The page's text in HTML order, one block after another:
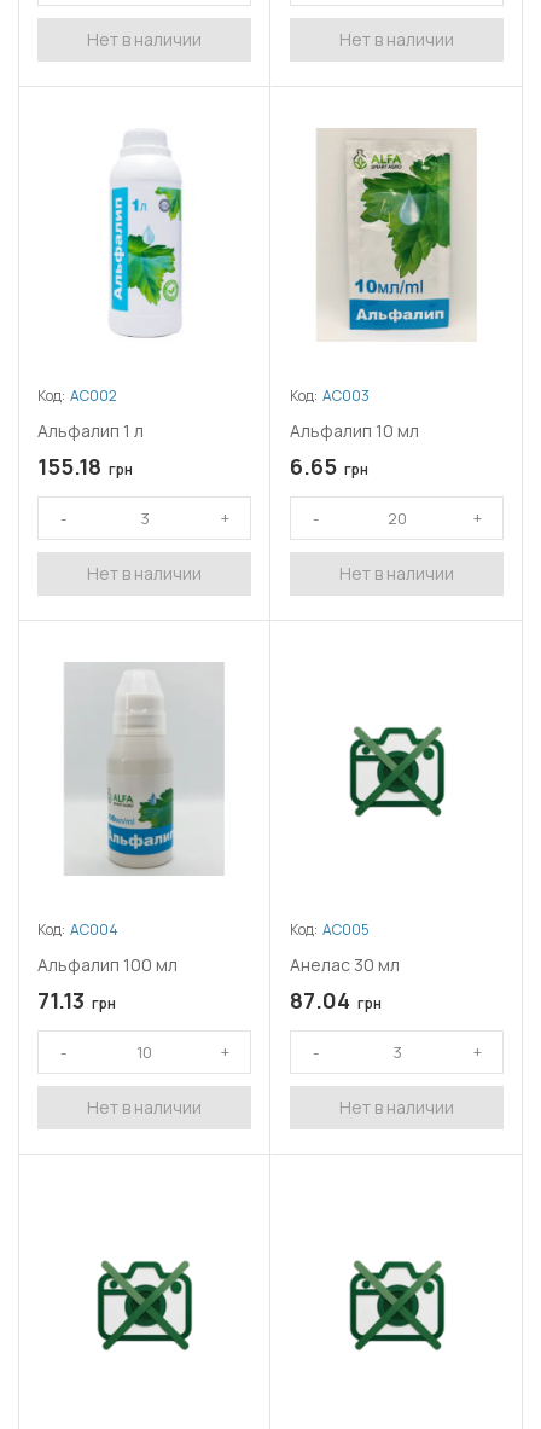
Нет в наличии Нет в наличии
Код: АС002
Альфалип 1 л
155.18 грн
Нет в наличии
Код: АС003
Альфалип 10 мл
6.65 грн
Нет в наличии
Код: АС004
Альфалип 100 мл
71.13 грн
Нет в наличии
Код: АС005
Анелас 30 мл
87.04 грн
Нет в наличии